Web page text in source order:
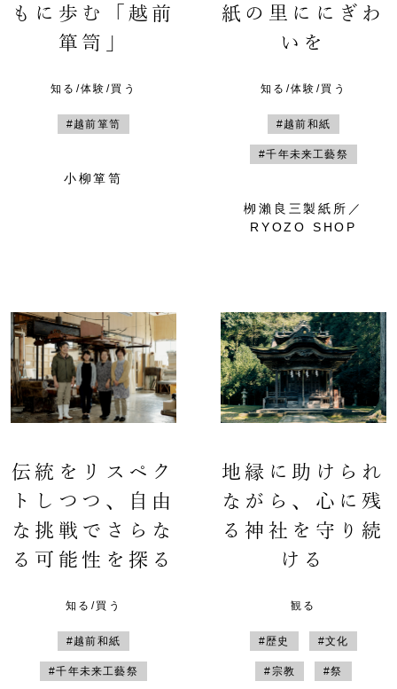
もに歩む「越前
箪笥」
知る/体験/買う
#越前箪笥
小柳箪笥
紙の里ににぎわ
いを
知る/体験/買う
#越前和紙
#千年未来工藝祭
栁瀨良三製紙所／
RYOZO SHOP
伝統をリスペク
トしつつ、自由
な挑戦でさらな
る可能性を探る
知る/買う
#越前和紙
#千年未来工藝祭
地縁に助けられ
ながら、心に残
る神社を守り続
ける
観る
#歴史 #文化
#宗教 #祭